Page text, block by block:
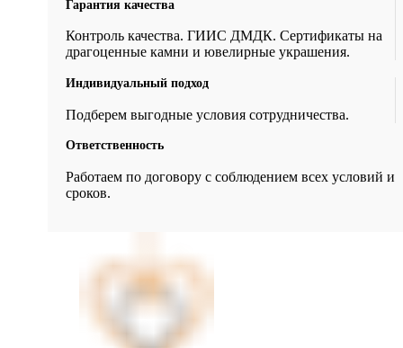
Гарантия качества
Контроль качества. ГИИС ДМДК. Сертификаты на
драгоценные камни и ювелирные украшения.
Индивидуальный подход
Подберем выгодные условия сотрудничества.
Ответственность
Работаем по договору с соблюдением всех условий и
сроков.